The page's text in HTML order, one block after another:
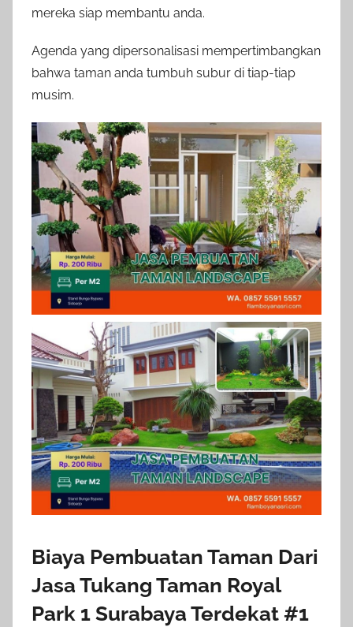
mereka siap membantu anda.
Agenda yang dipersonalisasi mempertimbangkan
bahwa taman anda tumbuh subur di tiap-tiap
musim.
Biaya Pembuatan Taman Dari
Jasa Tukang Taman Royal
Park 1 Surabaya Terdekat #1